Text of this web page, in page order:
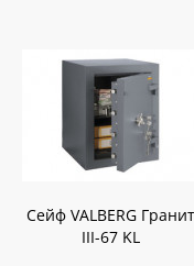
Сейф VALBERG Гранит
III-67 KL